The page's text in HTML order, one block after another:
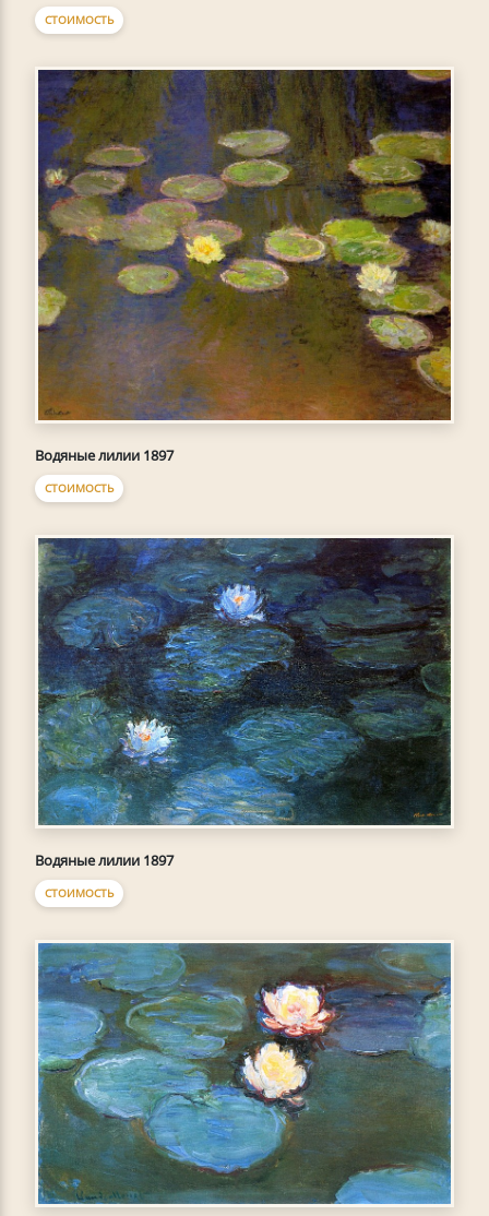
СТОИМОСТЬ
Водяные лилии 1897
СТОИМОСТЬ
Водяные лилии 1897
СТОИМОСТЬ